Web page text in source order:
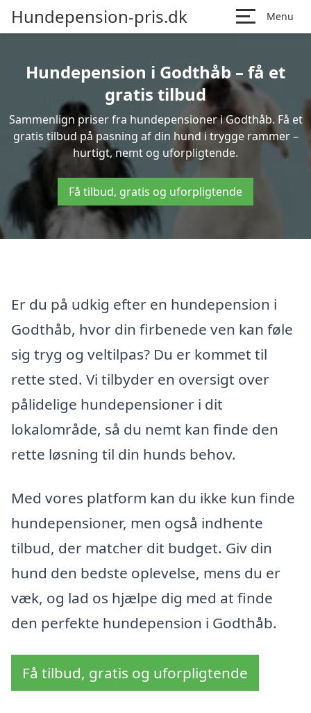
Hundepension-pris.dk Menu
Hundepension i Godthåb – få et
gratis tilbud
Sammenlign priser fra hundepensioner i Godthåb. Få et
gratis tilbud på pasning af din hund i trygge rammer –
hurtigt, nemt og uforpligtende.
Få tilbud, gratis og uforpligtende
Er du på udkig efter en hundepension i
Godthåb, hvor din firbenede ven kan føle
sig tryg og veltilpas? Du er kommet til
rette sted. Vi tilbyder en oversigt over
pålidelige hundepensioner i dit
lokalområde, så du nemt kan finde den
rette løsning til din hunds behov.
Med vores platform kan du ikke kun finde
hundepensioner, men også indhente
tilbud, der matcher dit budget. Giv din
hund den bedste oplevelse, mens du er
væk, og lad os hjælpe dig med at finde
den perfekte hundepension i Godthåb.
Få tilbud, gratis og uforpligtende